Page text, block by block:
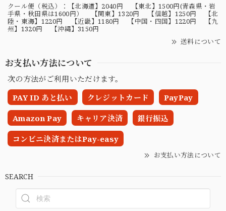
クール便（税込）：【北海道】2040円 【東北】1500円(青森県・岩
手県・秋田県は1600円） 【関東】1320円 【信越】1250円 【北
陸・東海】1220円 【近畿】1180円 【中国・四国】1220円 【九
州】1320円 【沖縄】3150円
送料について
お支払い方法について
次の方法がご利用いただけます。
PAY ID あと払い
クレジットカード PayPay
Amazon Pay キャリア決済 銀行振込
コンビニ決済またはPay-easy
お支払い方法について
SEARCH